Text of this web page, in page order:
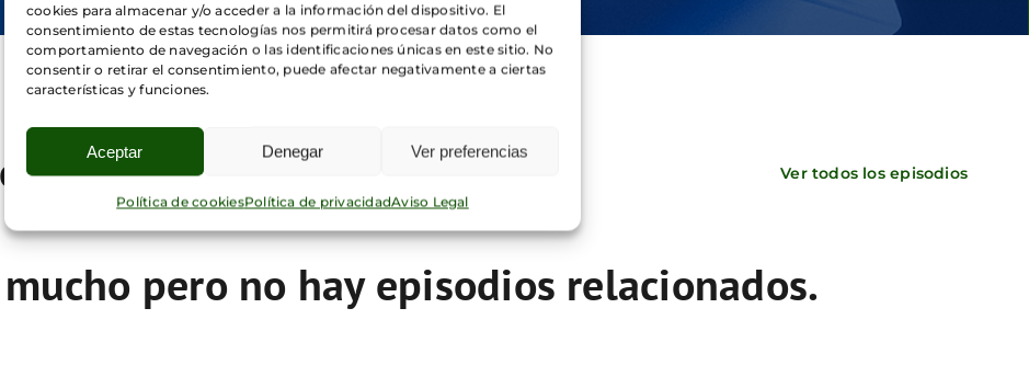
cookies para almacenar y/o acceder a la información del dispositivo. El
consentimiento de estas tecnologías nos permitirá procesar datos como el
comportamiento de navegación o las identificaciones únicas en este sitio. No
consentir o retirar el consentimiento, puede afectar negativamente a ciertas
características y funciones.
Aceptar Denegar Ver preferencias
Política de cookiesPolítica de privacidadAviso Legal
Ver todos los episodios
pero no hay episodios relacionados.